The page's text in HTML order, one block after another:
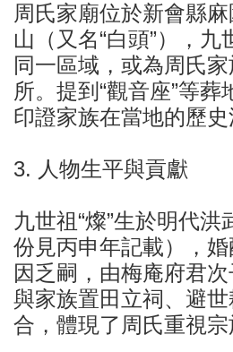
周氏家廟位於新會縣
山（又名“白頭”），
同一區域，或為周氏
所。提到“觀音座”等
印證家族在當地的歷史
3. 人物生平與貢獻
九世祖“燦”生於明代
份見丙申年記載），
因乏嗣，由梅庵府君
與家族置田立祠、避
合，體現了周氏重視宗